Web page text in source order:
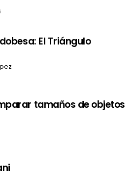
El Triángulo
tamaños de objetos